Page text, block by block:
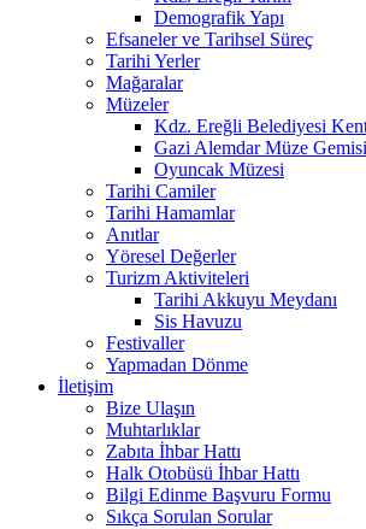
Demografik Yapı
Efsaneler ve Tarihsel Süreç
Tarihi Yerler
Mağaralar
Müzeler
Kdz. Ereğli Belediyesi
Gazi Alemdar Müze Gemisi
Oyuncak Müzesi
Tarihi Camiler
Tarihi Hamamlar
Anıtlar
Yöresel Değerler
Turizm Aktiviteleri
Tarihi Akkuyu Meydanı
Sis Havuzu
Festivaller
Yapmadan Dönme
İletişim
Bize Ulaşın
Muhtarlıklar
Zabıta İhbar Hattı
Halk Otobüsü İhbar Hattı
Bilgi Edinme Başvuru Formu
Sıkça Sorulan Sorular